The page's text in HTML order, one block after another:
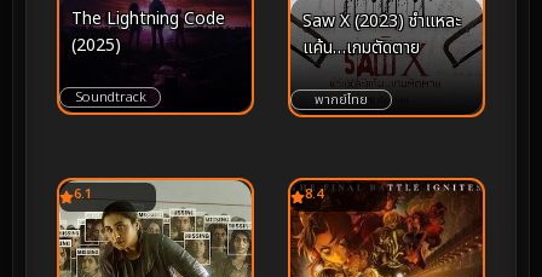
The Lightning Code
(2025)
Soundtrack
Saw X (2023) ชำแหละ
แค้น…เกมตัดตาย
พากย์ไทย
6.1 8.4